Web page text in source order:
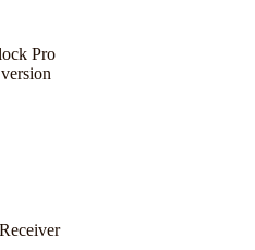
Pro